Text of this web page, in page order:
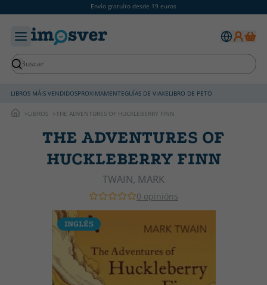
Envío gratuíto desde 19 euros
LIBROS MÁIS VENDIDOSPROXIMAMENTEGUÍAS DE VIAXELIBRO DE PETO
LIBROS THE ADVENTURES OF HUCKLEBERRY FINN
THE ADVENTURES OF
HUCKLEBERRY FINN
TWAIN, MARK
0 opinións
INGLÉS